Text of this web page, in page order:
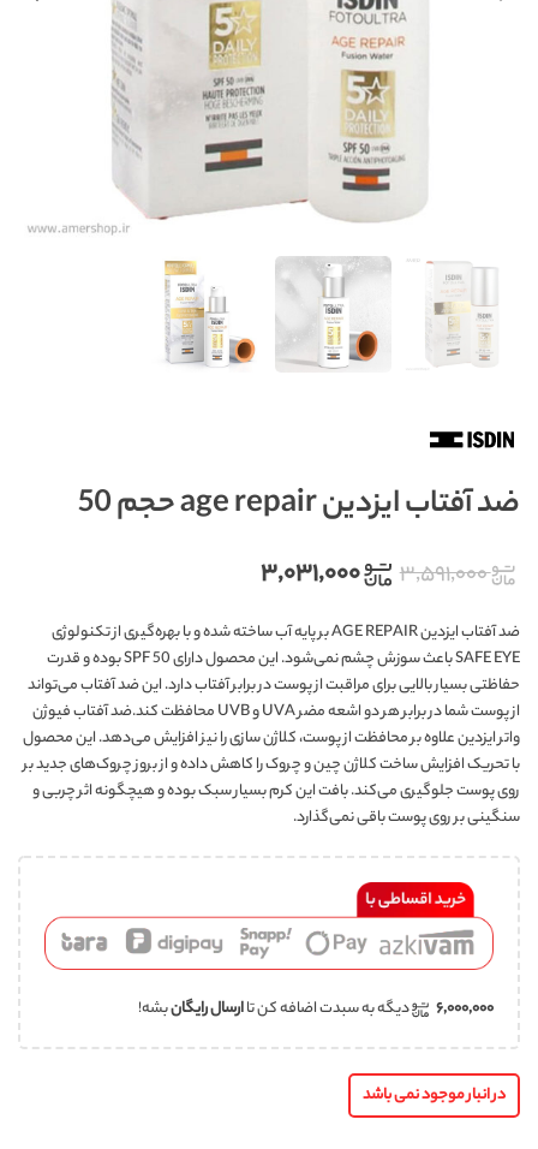
ضد آفتاب ایزدین age repair حجم 50
۳,۵۹۱,۰۰۰ ۳,۰۳۱,۰۰۰
ضد آفتاب ایزدین AGE REPAIR بر پایه آب ساخته شده و با بهره‌گیری از تکنولوژی
SAFE EYE باعث سوزش چشم نمی‌شود. این محصول دارای SPF 50 بوده و قدرت
حفاظتی بسیار بالایی برای مراقبت از پوست در برابر آفتاب دارد. این ضد آفتاب می‌تواند
از پوست شما در برابر هر دو اشعه مضر UVA و UVB محافظت کند.ضد آفتاب فیوژن
واتر ایزدین علاوه بر محافظت از پوست، کلاژن سازی را نیز افزایش می‌دهد. این محصول
با تحریک افزایش ساخت کلاژن چین و چروک را کاهش داده و از بروز چروک‌های جدید بر
روی پوست جلوگیری می‌کند. بافت این کرم بسیار سبک بوده و هیچگونه اثر چربی و
سنگینی بر روی پوست باقی نمی‌گذارد.
۶,۰۰۰,۰۰۰ دیگه به سبدت اضافه کن تاارسال رایگانبشه!
در انبار موجود نمی باشد